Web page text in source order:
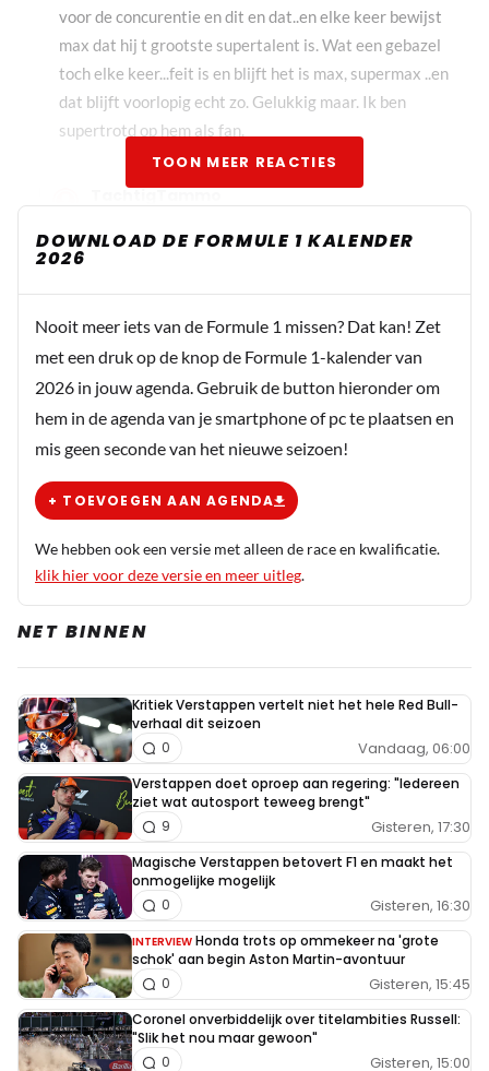
voor de concurentie en dit en dat..en elke keer bewijst
max dat hij t grootste supertalent is. Wat een gebazel
toch elke keer...feit is en blijft het is max, supermax ..en
dat blijft voorlopig echt zo. Gelukkig maar. Ik ben
supertrotd op hem als fan.
Ik las ergens dat Lewis denkt te kunnen winnen in
lijken.
MonsterEnergie
28 oktober 2023 16:31
Het gaat hier nergens over Lewis
TachtigTammo
PLUS 29 oktober 2023 06:47
Onjuist het gaat hier over meerdere coureurs
waaronder Lewis.
Jesse Plomp
28 oktober 2023 11:30
Ik denk dat één van de meest interessante conclusies
adhv de tijdenlijst is dat Max de enige is bij wie de
rondetijden omlaag gaan naarmate de tijd verstrijkt...
zegt ook wel weer iets denk ik
TachtigTammo
PLUS 28 oktober 2023 12:30
Zoals dr. Marko al zei. dit betreft dus de
bandendegradatie.
BMW_P85_V10
28 oktober 2023 19:05
TOON MEER REACTIES
DOWNLOAD DE FORMULE 1 KALENDER
2026
Nooit meer iets van de Formule 1 missen? Dat kan! Zet
met een druk op de knop de Formule 1-kalender van
2026 in jouw agenda. Gebruik de button hieronder om
hem in de agenda van je smartphone of pc te plaatsen en
mis geen seconde van het nieuwe seizoen!
+ TOEVOEGEN AAN AGENDA
We hebben ook een versie met alleen de race en kwalificatie.
klik hier voor deze versie en meer uitleg.
NET BINNEN
Kritiek Verstappen vertelt niet het hele Red Bull-
verhaal dit seizoen
Vandaag, 06:00
0
Verstappen doet oproep aan regering: "Iedereen
ziet wat autosport teweeg brengt"
Gisteren, 17:30
9
Magische Verstappen betovert F1 en maakt het
onmogelijke mogelijk
Gisteren, 16:30
0
INTERVIEW Honda trots op ommekeer na 'grote
schok' aan begin Aston Martin-avontuur
Gisteren, 15:45
0
Coronel onverbiddelijk over titelambities Russell:
"Slik het nou maar gewoon"
Gisteren, 15:00
0